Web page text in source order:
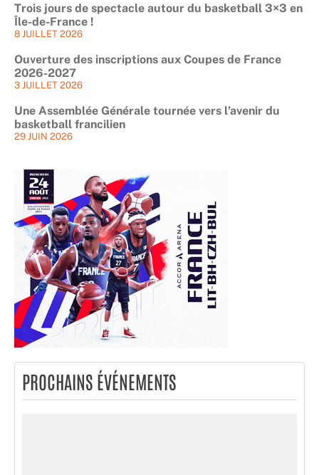
Trois jours de spectacle autour du basketball 3×3 en
Île-de-France !
8 JUILLET 2026
Ouverture des inscriptions aux Coupes de France
2026-2027
3 JUILLET 2026
Une Assemblée Générale tournée vers l’avenir du
basketball francilien
29 JUIN 2026
PROCHAINS ÉVÉNEMENTS